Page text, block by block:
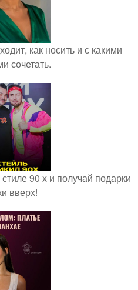
как носить и с какими
сочетать.
90 х и получай подарки
вверх!